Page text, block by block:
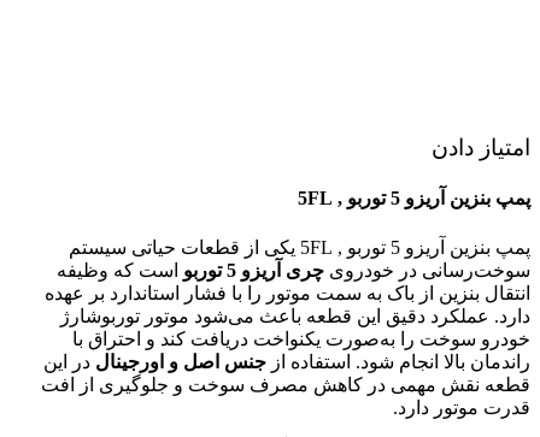
امتیاز دادن
پمپ بنزین آریزو 5 توربو , 5FL
پمپ بنزین آریزو 5 توربو , 5FL یکی از قطعات حیاتی سیستم
سوخت‌رسانی در خودروی چری آریزو 5 توربو
است که وظیفه
انتقال بنزین از باک به سمت موتور را با فشار استاندارد بر عهده
دارد. عملکرد دقیق این قطعه باعث می‌شود موتور توربوشارژ
خودرو سوخت را به‌صورت یکنواخت دریافت کند و احتراق با
راندمان بالا انجام شود. استفاده از جنس اصل و اورجینال در این
قطعه نقش مهمی در کاهش مصرف سوخت و جلوگیری از افت
قدرت موتور دارد.